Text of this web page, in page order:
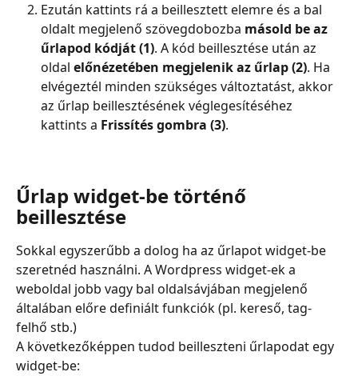
Ezután kattints rá a beillesztett elemre és a bal
oldalt megjelenő szövegdobozba másold be az
űrlapod kódját (1). A kód beillesztése után az
oldal előnézetében megjelenik az űrlap (2). Ha
elvégeztél minden szükséges változtatást, akkor
az űrlap beillesztésének véglegesítéséhez
kattints a Frissítés gombra (3).
Űrlap widget-be történő
beillesztése
Sokkal egyszerűbb a dolog ha az űrlapot widget-be
szeretnéd használni. A Wordpress widget-ek a
weboldal jobb vagy bal oldalsávjában megjelenő
általában előre definiált funkciók (pl. kereső, tag-
felhő stb.)
A következőképpen tudod beilleszteni űrlapodat egy
widget-be: